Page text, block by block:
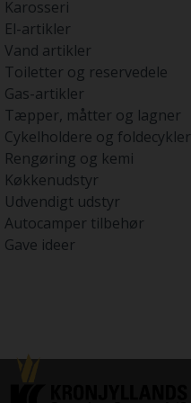
Karosseri
El-artikler
Vand artikler
Toiletter og reservedele
Gas-artikler
Tæpper, måtter og lagner
Cykelholdere og foldecykler
Rengøring og kemi
Køkkenudstyr
Udvendigt udstyr
Autocamper tilbehør
Gave ideer